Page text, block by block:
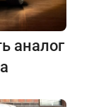
аналог